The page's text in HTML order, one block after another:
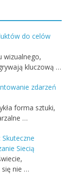
do celów
wizualnego,
kluczową …
zdarzeń
forma sztuki,
…
Skuteczne
Siecią
się nie …